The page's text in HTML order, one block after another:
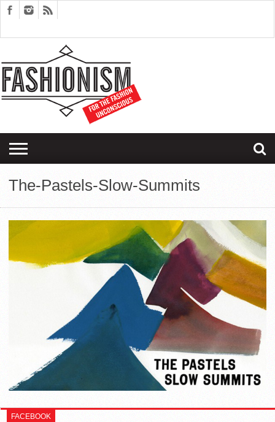
EDITORIALS
COUPLES
THERAPY
SARTORIAGRAM
The-Pastels-Slow-Summits
FACEBOOK